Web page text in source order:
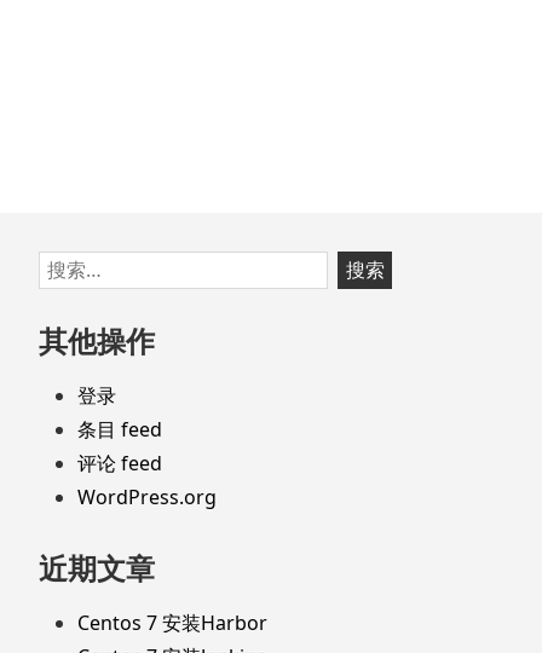
跳
至
页
脚
搜
索：
其他操作
登录
条目 feed
评论 feed
WordPress.org
近期文章
Centos 7 安装Harbor